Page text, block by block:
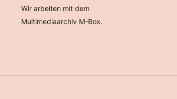
Wir arbeiten mit dem
Multimediaarchiv M-Box.